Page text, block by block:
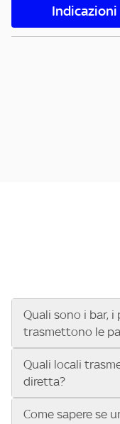
Indicazioni
Quali sono i bar, i
trasmettono le
Se cerchi un bar,
vedere le partite di
UEFA Champions
Conference League,
Quali locali
diretta?
Vuoi sapere quali
Come sapere se